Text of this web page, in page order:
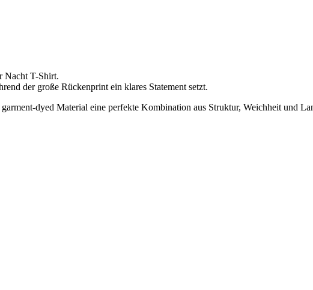
Nacht T-Shirt.
der große Rückenprint ein klares Statement setzt.
dyed Material eine perfekte Kombination aus Struktur, Weichheit und